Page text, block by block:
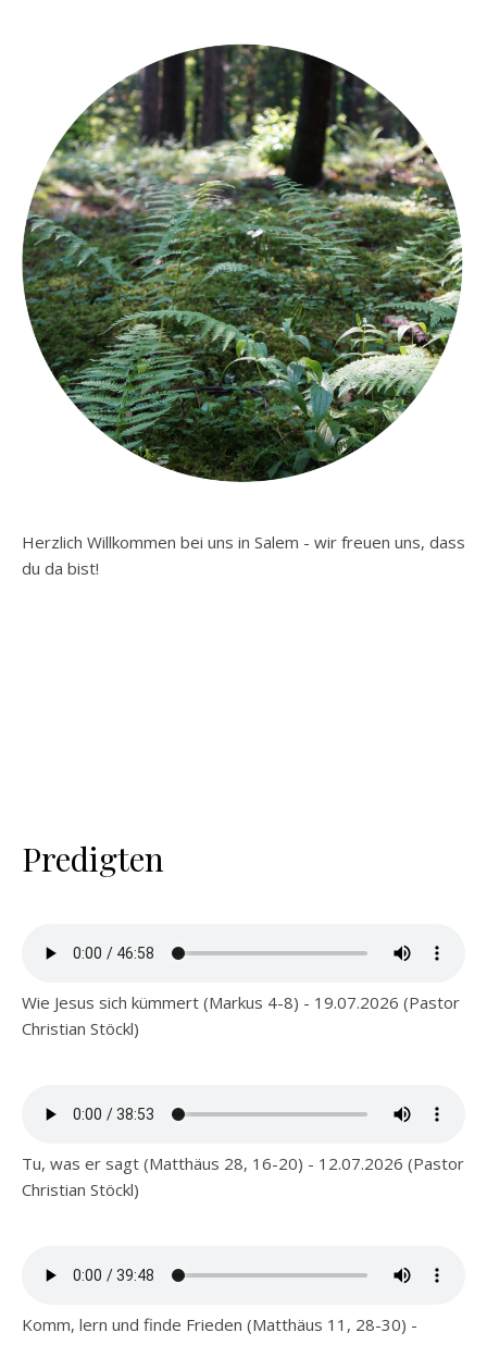
Herzlich Willkommen bei uns in Salem - wir freuen uns, dass
du da bist!
Predigten
Wie Jesus sich kümmert (Markus 4-8) - 19.07.2026 (Pastor
Christian Stöckl)
Tu, was er sagt (Matthäus 28, 16-20) - 12.07.2026 (Pastor
Christian Stöckl)
Komm, lern und finde Frieden (Matthäus 11, 28-30) -